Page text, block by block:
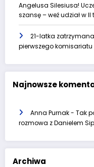
Angelusa Silesiusa!
szansę – weź udział w
21-latka
pierwszego komisariatu
Najnowsze
Anna Purnak- Tak
rozmowa z Danielem
Archiwa